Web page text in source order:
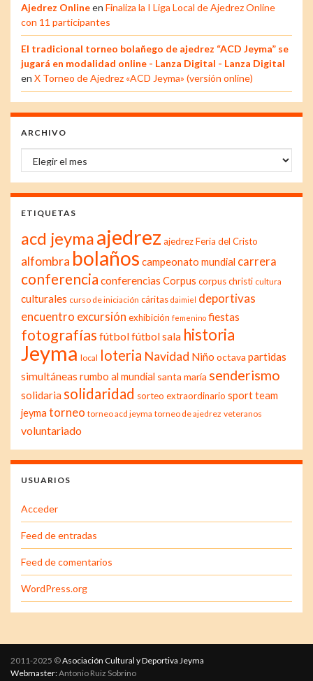
Ajedrez Onlineen Finaliza la I Liga Local de Ajedrez Online
con 11 participantes
El tradicional torneo bolañego de ajedrez “ACD Jeyma” se
jugará en modalidad online - Lanza Digital - Lanza Digital
en X Torneo de Ajedrez «ACD Jeyma» (versión online)
ARCHIVO
Archivo
ETIQUETAS
acd jeymaajedrez ajedrez Feria del Cristo
alfombra bolaños campeonato mundial carrera
conferencia conferencias Corpus corpus christi cultura
culturales curso de iniciación cáritas daimiel deportivas
encuentro excursión exhibición femenino fiestas
fotografías fútbolfútbol sala historia
Jeyma local loteria Navidad Niño octava partidas
simultáneas rumbo al mundial santa maría senderismo
solidaria solidaridad sorteo extraordinario sport team
jeyma torneo torneo acd jeyma torneo de ajedrez veteranos
voluntariado
USUARIOS
Acceder
Feed de entradas
Feed de comentarios
WordPress.org
2011-2025 ©Asociación Cultural y Deportiva Jeyma
Webmaster:Antonio Ruiz Sobrino